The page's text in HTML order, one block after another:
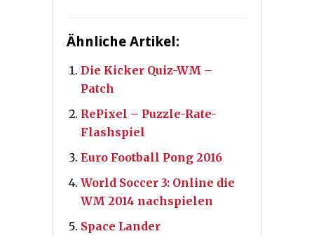
Ähnliche Artikel:
Die Kicker Quiz-WM –
Patch
RePixel – Puzzle-Rate-
Flashspiel
Euro Football Pong 2016
World Soccer 3: Online die
WM 2014 nachspielen
Space Lander